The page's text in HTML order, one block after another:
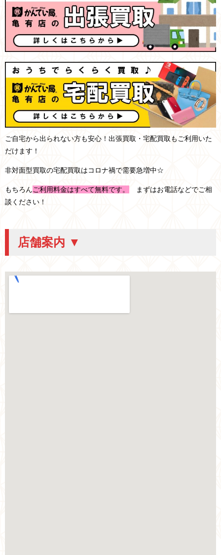
ご自宅から出られない方も安心！出張買取・宅配買取もご利用いた
だけます！
非対面型買取の宅配買取はコロナ禍で需要急増中☆
もちろんご利用料金はすべて無料です。
まずはお電話などでご相
談ください！
店舗案内 ▼